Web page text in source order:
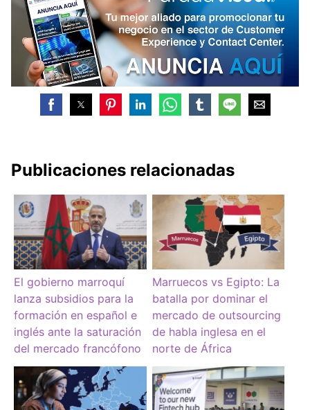
Publicaciones relacionadas
El gobierno marroquí
lanza subsidios para la
formación en español e
inglés ante la saturación
del mercado francófono
Marruecos vs Egipto: La
batalla por dominar el
mercado de outsourcing
de habla inglesa en el
norte de África